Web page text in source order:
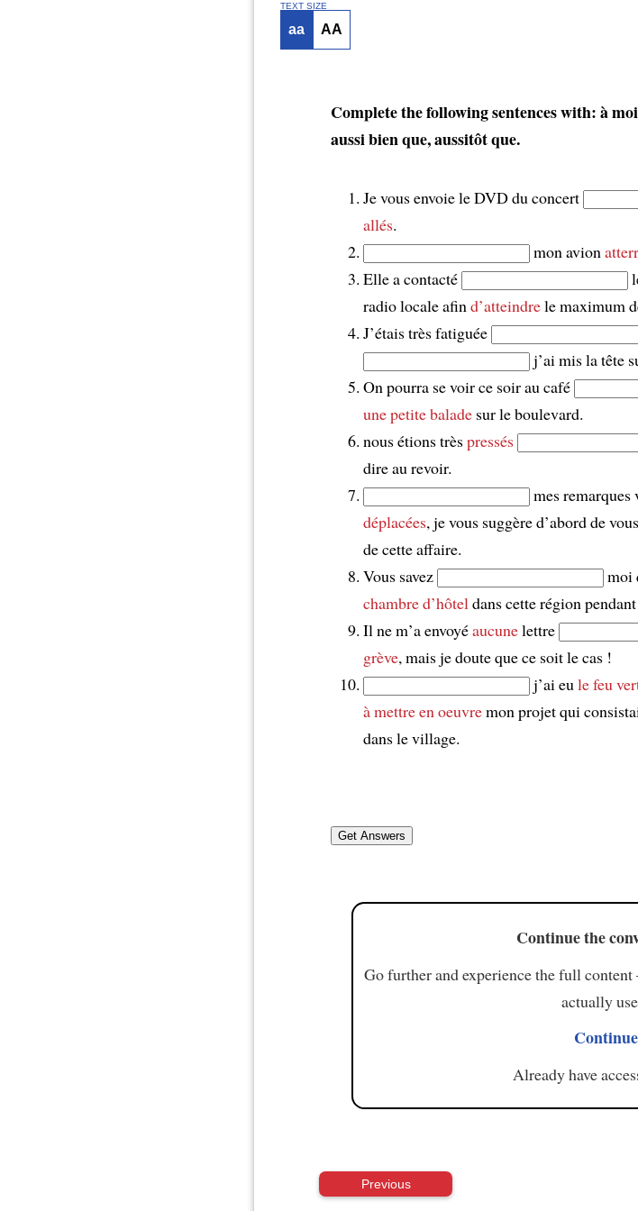
TEXT SIZE
aa AA
Complete the following sentences with: à
aussi bien que, aussitôt que.
Je vous envoie le DVD du concert
allés.
mon avion
Elle a contacté
radio locale afind’atteindrele maximum
J’étais très fatiguée
j’ai mis la tête
On pourra se voir ce soir au café
une petite baladesur le boulevard.
nous étions trèspressés
dire au revoir.
mes remarques
déplacées, je vous suggère d’abord de vous
de cette affaire.
Vous savez
moi
chambre d’hôteldans cette région
Il ne m’a envoyéaucunelettre
grève, mais je doute que ce soit le cas !
j’ai eule feu
à mettre en oeuvremon projet qui
dans le village.
Continue the
Go further and experience the full
actually
Continue
Already have
Previous